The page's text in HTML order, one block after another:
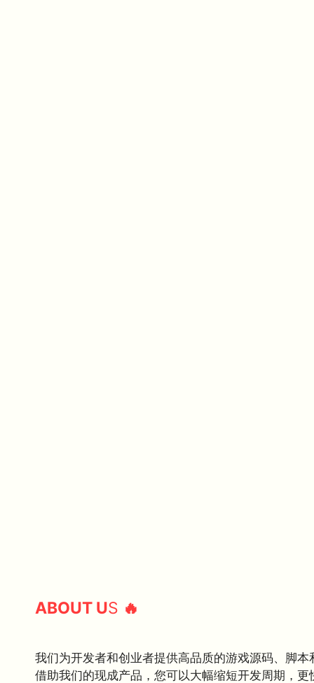
ABOUT US 🔥
我们为开发者和创业者提供高品质的游戏源码、脚
借助我们的现成产品，您可以大幅缩短开发周期，